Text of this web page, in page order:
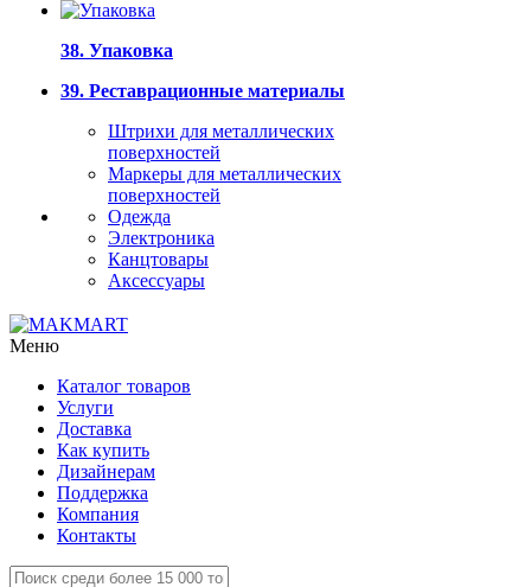
38. Упаковка
39. Реставрационные материалы
Штрихи для металлических
поверхностей
Маркеры для металлических
поверхностей
Одежда
Электроника
Канцтовары
Аксессуары
Меню
Каталог товаров
Услуги
Доставка
Как купить
Дизайнерам
Поддержка
Компания
Контакты